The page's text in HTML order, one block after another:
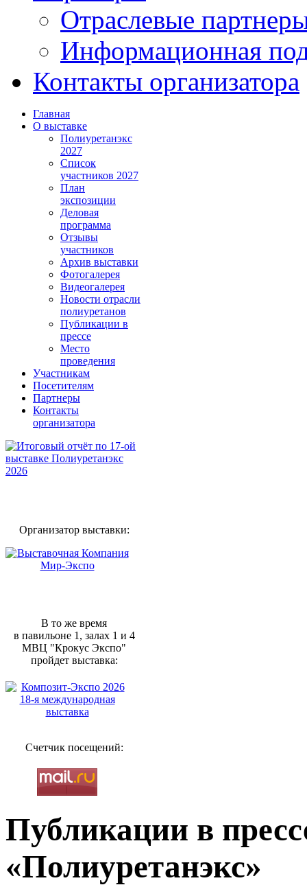
Отраслевые
Информационная
Контакты организатора
Главная
О выставке
Полиуретанэкс
2027
Список
участников 2027
План
экспозиции
Деловая
программа
Отзывы
участников
Архив выставки
Фотогалерея
Видеогалерея
Новости отрасли
полиуретанов
Публикации в
прессе
Место
проведения
Участникам
Посетителям
Партнеры
Контакты
организатора
Организатор выставки:
В то же время
в павильоне 1, залах 1 и 4
МВЦ "Крокус Экспо"
пройдет выставка:
Счетчик посещений:
Публикации в
«Полиуретанэкс»